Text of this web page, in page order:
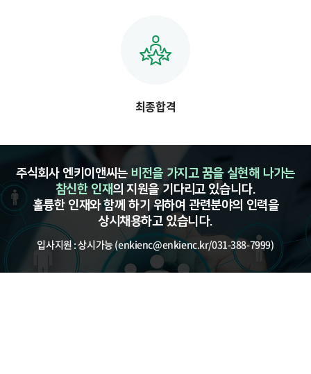
최종합격
주식회사 엔키이앤씨는 비전을 가지고 꿈을 실현해 나가는
참신한 인재의 지원을 기다리고 있습니다.
훌륭한 인재와 함께 하기 위하여 관련분야의 인력을
상시채용하고 있습니다.
입사지원 : 상시가능 (enkienc@enkienc.kr/031-388-7999)